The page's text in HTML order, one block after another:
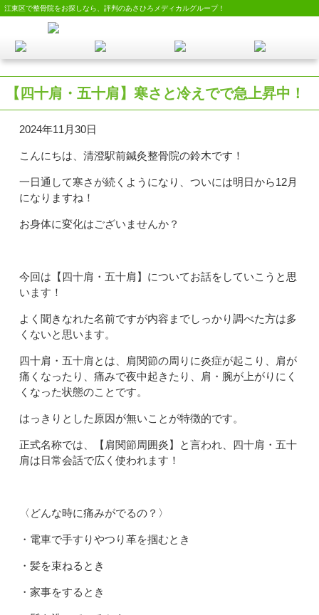
江東区で整骨院をお探しなら、評判のあさひろメディカルグループ！
【四十肩・五十肩】寒さと冷えでで急上昇中！
2024年11月30日
こんにちは、清澄駅前鍼灸整骨院の鈴木です！
一日通して寒さが続くようになり、ついには明日から12月
になりますね！
お身体に変化はございませんか？
今回は【四十肩・五十肩】についてお話をしていこうと思
います！
よく聞きなれた名前ですが内容までしっかり調べた方は多
くないと思います。
四十肩・五十肩とは、肩関節の周りに炎症が起こり、肩が
痛くなったり、痛みで夜中起きたり、肩・腕が上がりにく
くなった状態のことです。
はっきりとした原因が無いことが特徴的です。
正式名称では、【肩関節周囲炎】と言われ、四十肩・五十
肩は日常会話で広く使われます！
〈どんな時に痛みがでるの？〉
・電車で手すりやつり革を掴むとき
・髪を束ねるとき
・家事をするとき